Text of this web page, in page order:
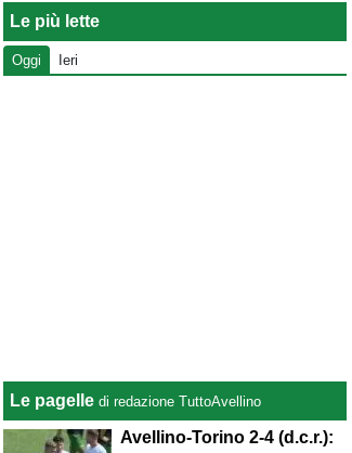
Le più lette
Oggi Ieri
Le pagelle di redazione TuttoAvellino
Avellino-Torino 2-4 (d.c.r.):